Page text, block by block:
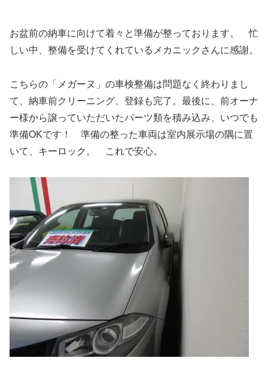
お盆前の納車に向けて着々と準備が整っております。 忙
しい中、整備を受けてくれているメカニックさんに感謝。
こちらの「メガーヌ」の車検整備は問題なく終わりまし
て、納車前クリーニング、登録も完了。最後に、前オーナ
ー様から譲っていただいたパーツ類を積み込み、いつでも
準備OKです！ 準備の整った車両は室内展示場の隅に置
いて、キーロック。 これで安心。